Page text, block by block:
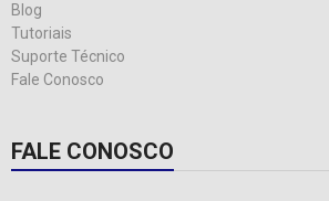
Blog
Tutoriais
Suporte Técnico
Fale Conosco
FALE CONOSCO